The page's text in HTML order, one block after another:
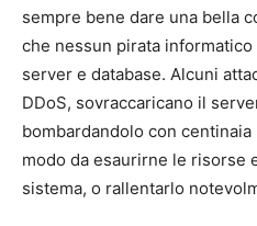
sempre bene dare una bella
che nessun pirata
server e database. Alcuni
DDoS, sovraccaricano il
bombardandolo con
modo da esaurirne le risorse
sistema, o rallentarlo